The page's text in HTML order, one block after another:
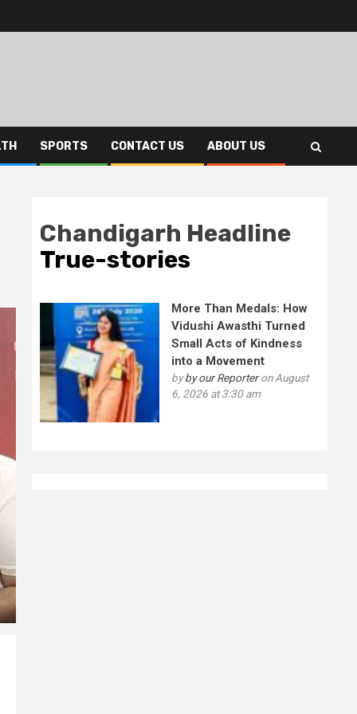
SPORTS CONTACT US ABOUT US
Chandigarh Headline
True-stories
More Than Medals: How
Vidushi Awasthi Turned
Small Acts of Kindness
into a Movement
byby our Reporteron August
6, 2026 at 3:30 am